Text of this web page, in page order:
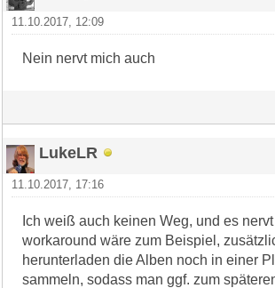
11.10.2017, 12:09
Nein nervt mich auch
LukeLR
11.10.2017, 17:16
Ich weiß auch keinen Weg, und es
workaround wäre zum Beispiel,
herunterladen die Alben noch in einer
sammeln, sodass man ggf. zum